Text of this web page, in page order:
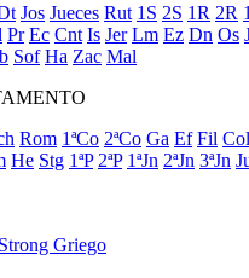
Jos Jueces Rut 1S 2S 1R 2R
Pr Ec Cnt Is Jer Lm Ez Dn Os
Sof Ha Zac Mal
Rom 1ªCo 2ªCo Ga Ef Fil Col
He Stg 1ªP 2ªP 1ªJn 2ªJn 3ªJn
Strong Griego